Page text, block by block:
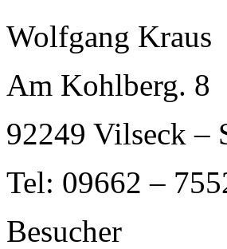
Wolfgang Kraus
Am Kohlberg. 8
92249 Vilseck –
Tel: 09662 –
Besucher